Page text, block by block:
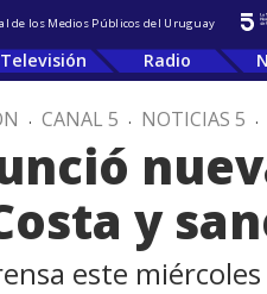
de los Medios Públicos del Uruguay
Televisión Radio
. CANAL 5 . NOTICIAS 5 .
y
este miércoles